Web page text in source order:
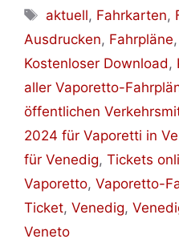
Schlagwörter
aktuell, Fahrkarten,
Ausdrucken, Fahrpläne,
Kostenloser Download ,
aller Vaporetto-
öffentlichen
2024 für Vaporetti in
für Venedig, Tickets
Vaporetto, Vaporetto-
Ticket, Venedig,
Veneto